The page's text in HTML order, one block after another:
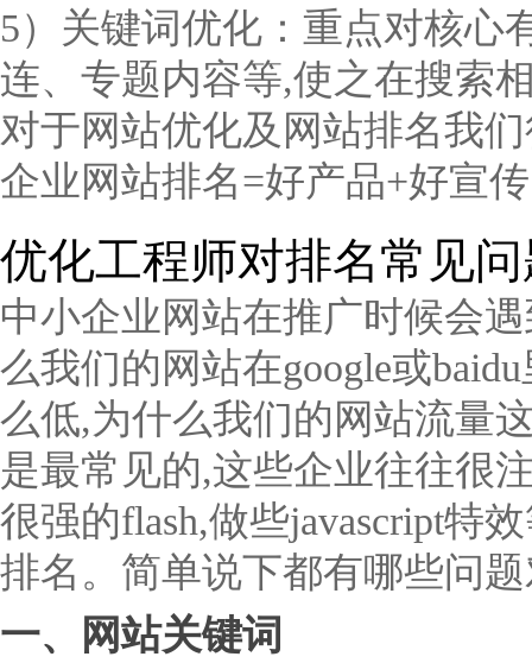
5）关键词优化：重点对核心
连、专题内容等,使之在搜索
对于网站优化及网站排名我
企业网站排名=好产品+好宣
优化工程师对排名常见
中小企业网站在推广时候会
么我们的网站在google或
么低,为什么我们的网站流量
是最常见的,这些企业往往很
很强的flash,做些javascript特
排名。简单说下都有哪些问
一、网站关键词